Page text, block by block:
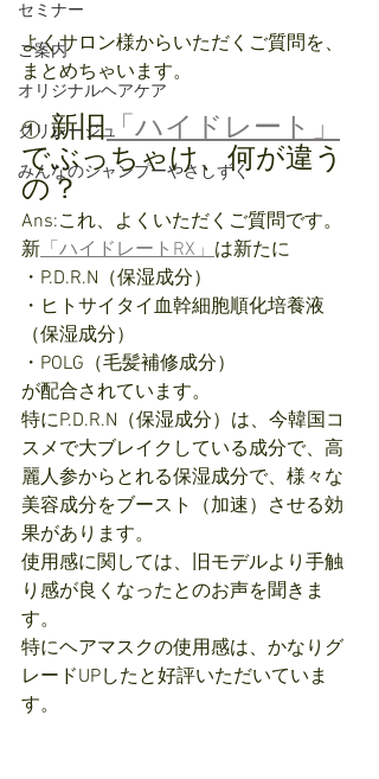
セミナー
ご案内
オリジナルヘアケア
クリレージュ
みんなのシャンプーやさしずく
よくサロン様からいただくご質問を、
まとめちゃいます。
① 新旧「ハイドレート」
でぶっちゃけ、何が違う
の？
Ans:これ、よくいただくご質問です。
新「ハイドレートRX」は新たに
・P.D.R.N（保湿成分）
・ヒトサイタイ血幹細胞順化培養液
（保湿成分）
・POLG（毛髪補修成分）
が配合されています。
特にP.D.R.N（保湿成分）は、今韓国コ
スメで大ブレイクしている成分で、高
麗人参からとれる保湿成分で、様々な
美容成分をブースト（加速）させる効
果があります。
使用感に関しては、旧モデルより手触
り感が良くなったとのお声を聞きま
す。
特にヘアマスクの使用感は、かなりグ
レードUPしたと好評いただいていま
す。